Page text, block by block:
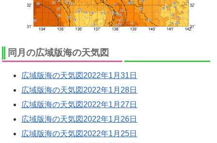
同月の広域版海の天気図
広域版海の天気図2022年1月31日
広域版海の天気図2022年1月28日
広域版海の天気図2022年1月27日
広域版海の天気図2022年1月26日
広域版海の天気図2022年1月25日